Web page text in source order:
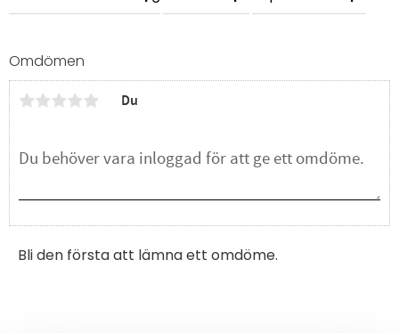
Omdömen
Du
Bli den första att lämna ett omdöme.